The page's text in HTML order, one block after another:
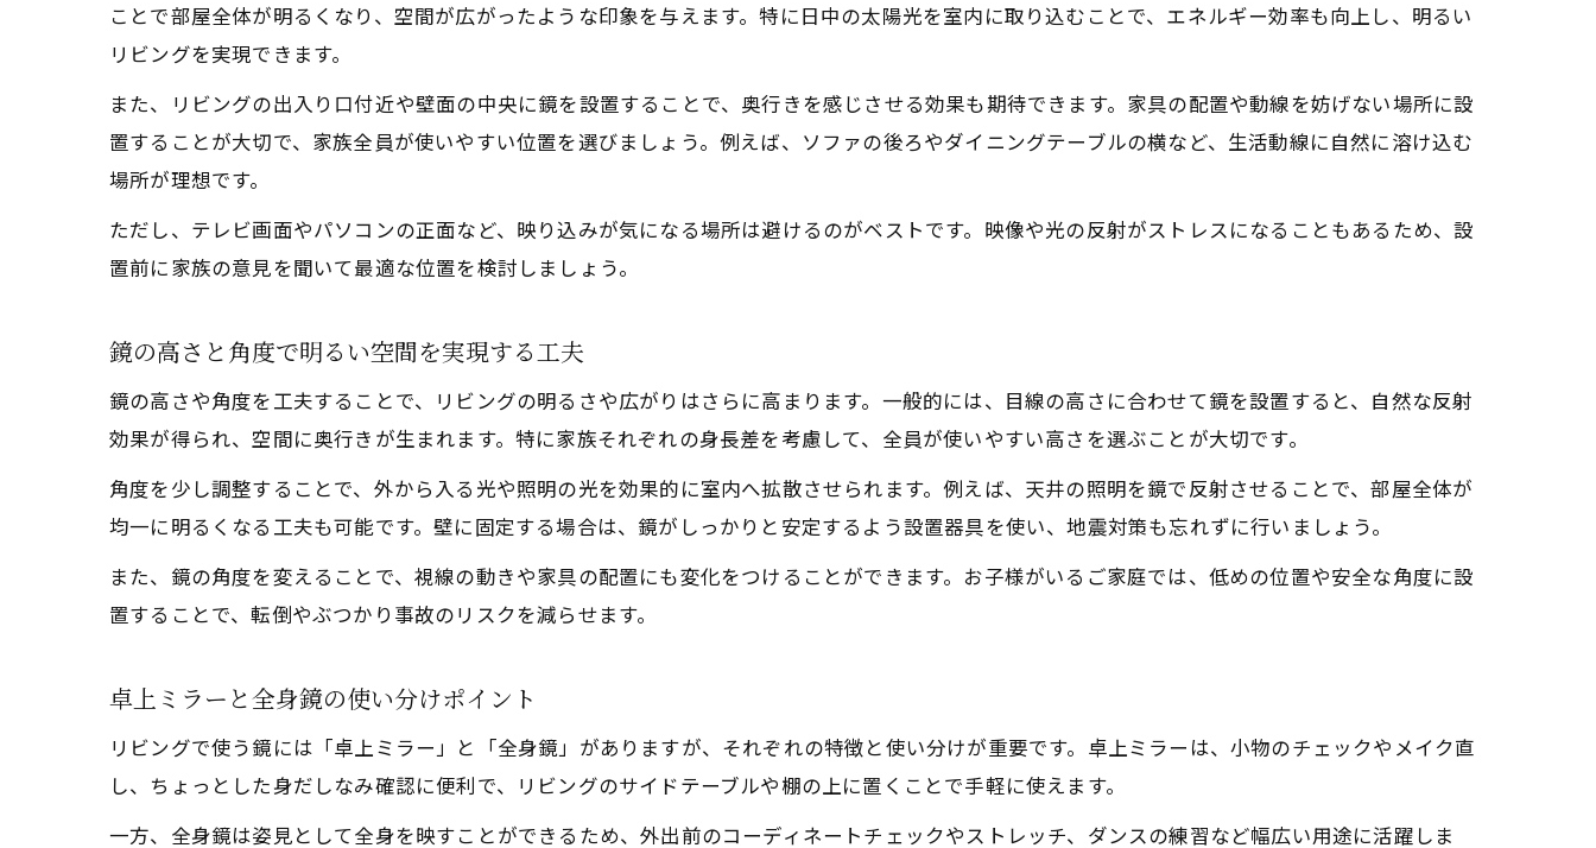
ことで部屋全体が明るくなり、空間が広がったような印象を与えます。特に日中の太陽光を室内に取り込むことで、エネルギー効率も向上し、明るい
リビングを実現できます。
また、リビングの出入り口付近や壁面の中央に鏡を設置することで、奥行きを感じさせる効果も期待できます。家具の配置や動線を妨げない場所に設
置することが大切で、家族全員が使いやすい位置を選びましょう。例えば、ソファの後ろやダイニングテーブルの横など、生活動線に自然に溶け込む
場所が理想です。
ただし、テレビ画面やパソコンの正面など、映り込みが気になる場所は避けるのがベストです。映像や光の反射がストレスになることもあるため、設
置前に家族の意見を聞いて最適な位置を検討しましょう。
鏡の高さと角度で明るい空間を実現する工夫
鏡の高さや角度を工夫することで、リビングの明るさや広がりはさらに高まります。一般的には、目線の高さに合わせて鏡を設置すると、自然な反射
効果が得られ、空間に奥行きが生まれます。特に家族それぞれの身長差を考慮して、全員が使いやすい高さを選ぶことが大切です。
角度を少し調整することで、外から入る光や照明の光を効果的に室内へ拡散させられます。例えば、天井の照明を鏡で反射させることで、部屋全体が
均一に明るくなる工夫も可能です。壁に固定する場合は、鏡がしっかりと安定するよう設置器具を使い、地震対策も忘れずに行いましょう。
また、鏡の角度を変えることで、視線の動きや家具の配置にも変化をつけることができます。お子様がいるご家庭では、低めの位置や安全な角度に設
置することで、転倒やぶつかり事故のリスクを減らせます。
卓上ミラーと全身鏡の使い分けポイント
リビングで使う鏡には「卓上ミラー」と「全身鏡」がありますが、それぞれの特徴と使い分けが重要です。卓上ミラーは、小物のチェックやメイク直
し、ちょっとした身だしなみ確認に便利で、リビングのサイドテーブルや棚の上に置くことで手軽に使えます。
一方、全身鏡は姿見として全身を映すことができるため、外出前のコーディネートチェックやストレッチ、ダンスの練習など幅広い用途に活躍しま